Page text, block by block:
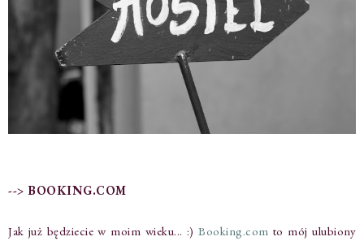
--> BOOKING.COM
Jak już będziecie w moim wieku... :)Booking.com to mój ulubiony